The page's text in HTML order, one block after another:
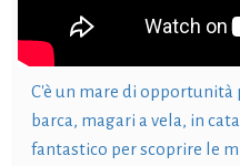
C'è un mare di opportunità
barca, magari a vela, in
fantastico per scoprire le